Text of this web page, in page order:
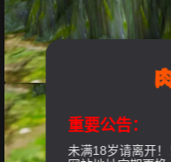
重要公告：
未满18岁请离开！